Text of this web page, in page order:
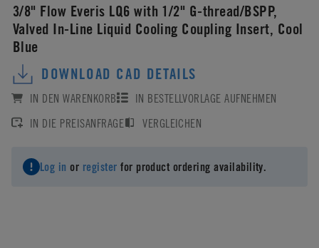
3/8" Flow Everis LQ6 with 1/2" G-thread/BSPP,
Valved In-Line Liquid Cooling Coupling Insert, Cool
Blue
DOWNLOAD CAD DETAILS
IN DEN WARENKORB
IN BESTELLVORLAGE AUFNEHMEN
IN DIE PREISANFRAGE
VERGLEICHEN
Log in or register for product ordering availability.